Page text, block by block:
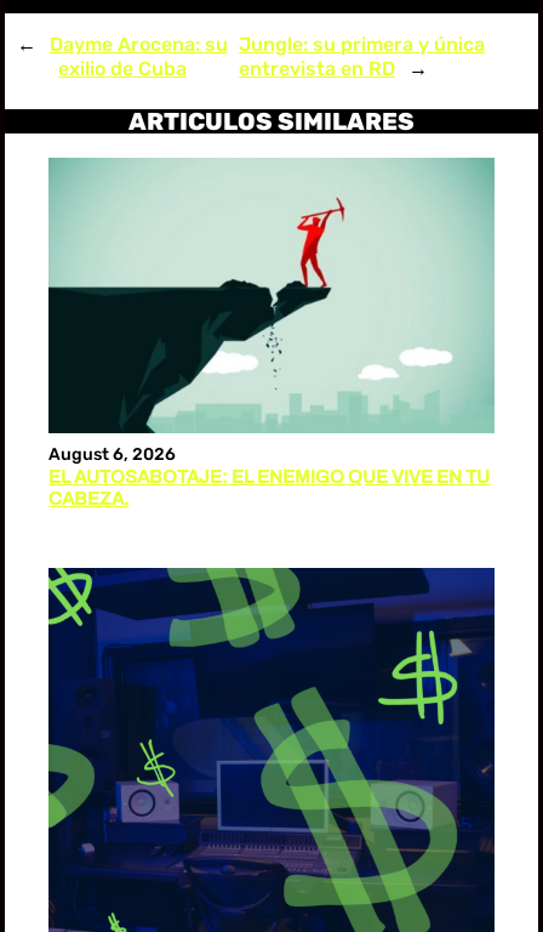
←
Dayme Arocena: su
exilio de Cuba
Jungle: su primera y única
entrevista en RD
→
ARTICULOS SIMILARES
August 6, 2026
EL AUTOSABOTAJE: EL ENEMIGO QUE VIVE EN TU
CABEZA.